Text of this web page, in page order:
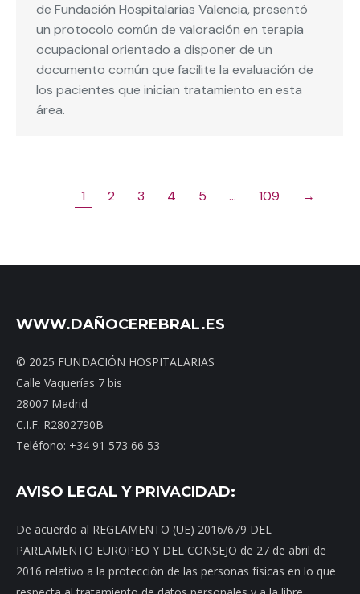
de Fundación Hospitalarias Valencia, presentó
un protocolo común de valoración en terapia
ocupacional orientado a disponer de un
documento común que facilite la evaluación de
los pacientes que inician tratamiento en esta
área.
1 2 3 4 5 … 109 →
WWW.DAÑOCEREBRAL.ES
© 2025 FUNDACIÓN HOSPITALARIAS
Calle Vaquerías 7 bis
28007 Madrid
C.I.F. R2802790B
Teléfono: +34 91 573 66 53
AVISO LEGAL Y PRIVACIDAD:
De acuerdo al REGLAMENTO (UE) 2016/679 DEL
PARLAMENTO EUROPEO Y DEL CONSEJO de 27 de abril de
2016 relativo a la protección de las personas físicas en lo que